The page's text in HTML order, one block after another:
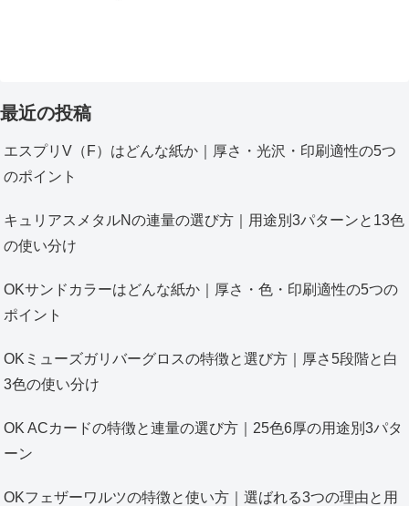
最近の投稿
エスプリV（F）はどんな紙か｜厚さ・光沢・印刷適性の5つ
のポイント
キュリアスメタルNの連量の選び方｜用途別3パターンと13色
の使い分け
OKサンドカラーはどんな紙か｜厚さ・色・印刷適性の5つの
ポイント
OKミューズガリバーグロスの特徴と選び方｜厚さ5段階と白
3色の使い分け
OK ACカードの特徴と連量の選び方｜25色6厚の用途別3パタ
ーン
OKフェザーワルツの特徴と使い方｜選ばれる3つの理由と用